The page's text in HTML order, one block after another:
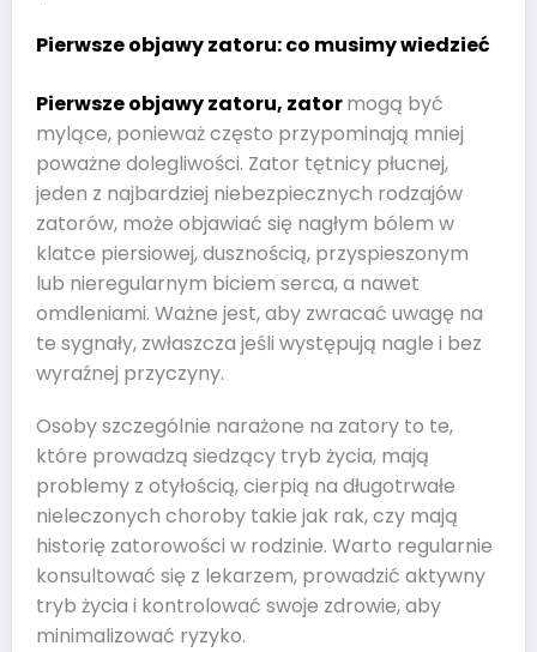
Pierwsze objawy zatoru: co musimy wiedzieć
Pierwsze objawy zatoru, zatormogą być
mylące, ponieważ często przypominają mniej
poważne dolegliwości. Zator tętnicy płucnej,
jeden z najbardziej niebezpiecznych rodzajów
zatorów, może objawiać się nagłym bólem w
klatce piersiowej, dusznością, przyspieszonym
lub nieregularnym biciem serca, a nawet
omdleniami. Ważne jest, aby zwracać uwagę na
te sygnały, zwłaszcza jeśli występują nagle i bez
wyraźnej przyczyny.
Osoby szczególnie narażone na zatory to te,
które prowadzą siedzący tryb życia, mają
problemy z otyłością, cierpią na długotrwałe
nieleczonych choroby takie jak rak, czy mają
historię zatorowości w rodzinie. Warto regularnie
konsultować się z lekarzem, prowadzić aktywny
tryb życia i kontrolować swoje zdrowie, aby
minimalizować ryzyko.